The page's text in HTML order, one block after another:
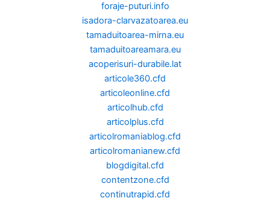
foraje-puturi.info
isadora-clarvazatoarea.eu
tamaduitoarea-mirna.eu
tamaduitoareamara.eu
acoperisuri-durabile.lat
articole360.cfd
articoleonline.cfd
articolhub.cfd
articolplus.cfd
articolromaniablog.cfd
articolromanianew.cfd
blogdigital.cfd
contentzone.cfd
continutrapid.cfd